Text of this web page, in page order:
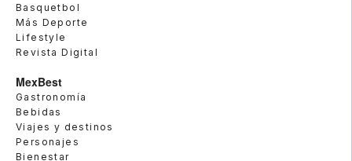
Basquetbol
Más Deporte
Lifestyle
Revista Digital
MexBest
Gastronomía
Bebidas
Viajes y destinos
Personajes
Bienestar